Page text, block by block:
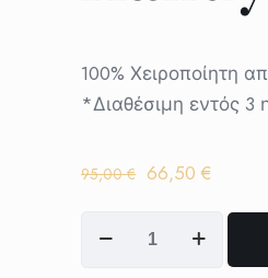
100% Χειροποίητη
*Διαθέσιμη εντός
95,00€ Original
was:
66,50€Η
είναι: